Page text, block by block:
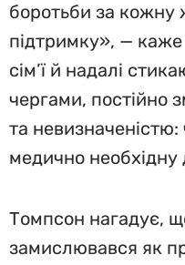
боротьби за кожну
підтримку», — каже
сім’ї й надалі
чергами, постійно
та
медично необхідну
Томпсон нагадує,
замислювався як